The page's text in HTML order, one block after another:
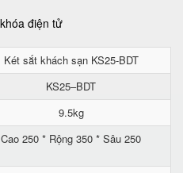
Két sắt khách sạn KS25-BDT
KS25–BDT
9.5kg
Cao 250 * Rộng 350 * Sâu 250